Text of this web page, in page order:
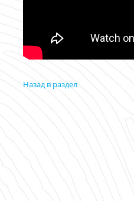
Назад в раздел